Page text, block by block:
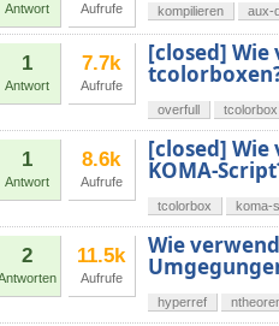
Antwort Aufrufe kompilieren aux-
1
Antwort
7.7k
Aufrufe
[closed]
overfull tcolorbox
1
Antwort
8.6k
Aufrufe
[closed]
KOMA-
tcolorbox koma-
2 11.5k
Aufrufe
Wie
hyperref